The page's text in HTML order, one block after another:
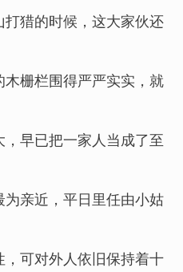
猎的时候，这大家伙还
栅栏围得严严实实，就
早已把一家人当成了至
亲近，平日里任由小姑
可对外人依旧保持着十